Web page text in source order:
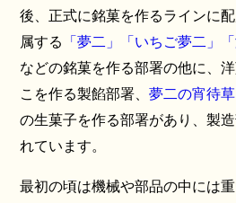
後、正式に銘菓を作るラインに
属する 「夢二」 「いちご夢二」
などの銘菓を作る部署の他に、
こを作る製餡部署、 夢二の宵待
の生菓子を作る部署があり、製
れています。
最初の頃は機械や部品の中には